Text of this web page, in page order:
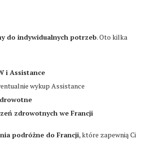
do indywidualnych potrzeb. Oto kilka
i Assistance
wykup Assistance
zdrowotnych we Francji
podróżne do Francji, które zapewnią Ci